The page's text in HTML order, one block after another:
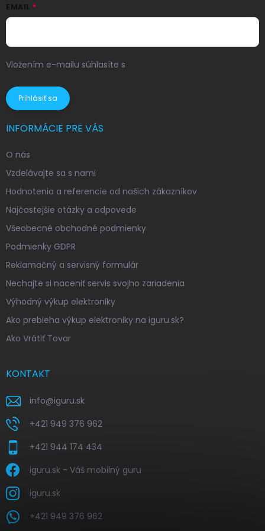
EMAIL
Vložením e-mailu súhlasíte s
Prihlásiť sa
INFORMÁCIE PRE VÁS
O nás
Vzdelávajte sa s nami
Hodnotenia a referencie od našich zákazníkov
Najčastejšie otázky a odpovede
Všeobecné obchodné podmienky
Podmienky GDPR
Reklamačný a servisný formulár
Nechajte si naceniť servis svojho zariadenia
Výhodný výkup elektroniky
Ako prebieha výkup elektroniky na iguru.sk?
Ako Vrátiť Tovar
KONTAKT
info@iguru.sk
+421 949 376 962
+421 944 174 434
iguru.sk - Váš mobilný guru
iguru.sk
+421 949 376 962